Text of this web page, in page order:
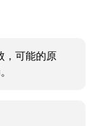
，可能的原